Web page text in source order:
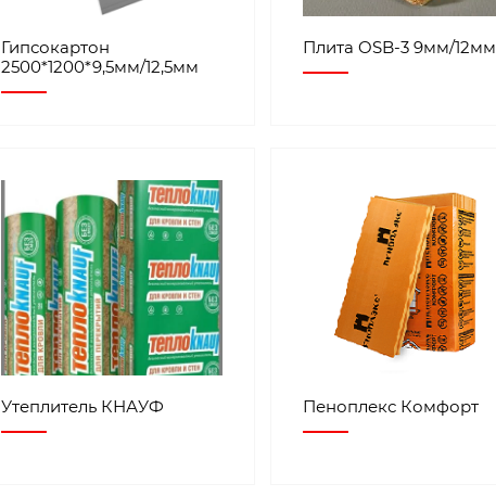
Гипсокартон
2500*1200*9,5мм/12,5мм
Плита OSB-3 9мм/12мм
Утеплитель КНАУФ Пеноплекс Комфорт